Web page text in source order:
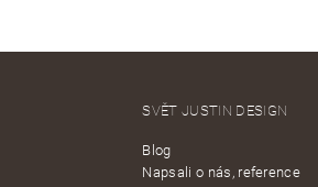
SVĚT JUSTIN DESIGN
Blog
Napsali o nás, reference